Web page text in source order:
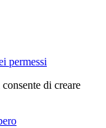
permessi
di creare